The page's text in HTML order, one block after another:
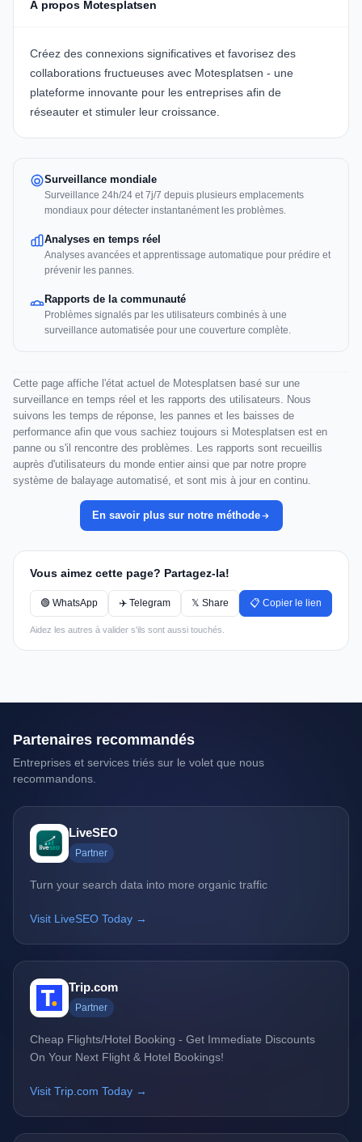
À propos Motesplatsen
Créez des connexions significatives et favorisez des
collaborations fructueuses avec Motesplatsen - une
plateforme innovante pour les entreprises afin de
réseauter et stimuler leur croissance.
Surveillance mondiale
Surveillance 24h/24 et 7j/7 depuis plusieurs emplacements
mondiaux pour détecter instantanément les problèmes.
Analyses en temps réel
Analyses avancées et apprentissage automatique pour prédire et
prévenir les pannes.
Rapports de la communauté
Problèmes signalés par les utilisateurs combinés à une
surveillance automatisée pour une couverture complète.
Cette page affiche l'état actuel de Motesplatsen basé sur une
surveillance en temps réel et les rapports des utilisateurs. Nous
suivons les temps de réponse, les pannes et les baisses de
performance afin que vous sachiez toujours si Motesplatsen est en
panne ou s'il rencontre des problèmes. Les rapports sont recueillis
auprès d'utilisateurs du monde entier ainsi que par notre propre
système de balayage automatisé, et sont mis à jour en continu.
En savoir plus sur notre méthode
Vous aimez cette page? Partagez-la!
🟢 WhatsApp ✈️ Telegram 𝕏 Share 📋 Copier le lien
Aidez les autres à valider s'ils sont aussi touchés.
Partenaires recommandés
Entreprises et services triés sur le volet que nous
recommandons.
LiveSEO
Partner
Turn your search data into more organic traffic
Visit LiveSEO Today →
Trip.com
Partner
Cheap Flights/Hotel Booking - Get Immediate Discounts
On Your Next Flight & Hotel Bookings!
Visit Trip.com Today →